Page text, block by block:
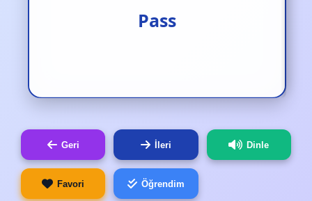
Pass
Geçmek
Geri İleri Dinle
Favori Öğrendim